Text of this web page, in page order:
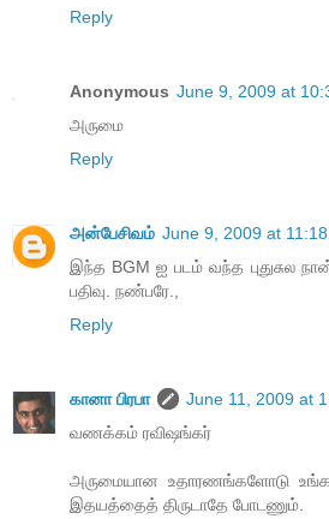
Reply
Anonymous June 9, 2009 at
அருமை
Reply
அன்பேசிவம் June 9, 2009 at 11:18
இந்த BGM ஐ படம் வந்த புதுசுல
பதிவு. நண்பரே.,
Reply
கானா பிரபா
June 11, 2009 at
வணக்கம் ரவிஷங்கர்
அருமையான உதாரணங்களோடு
இதயத்தைத் திருடாதே போடணும்.